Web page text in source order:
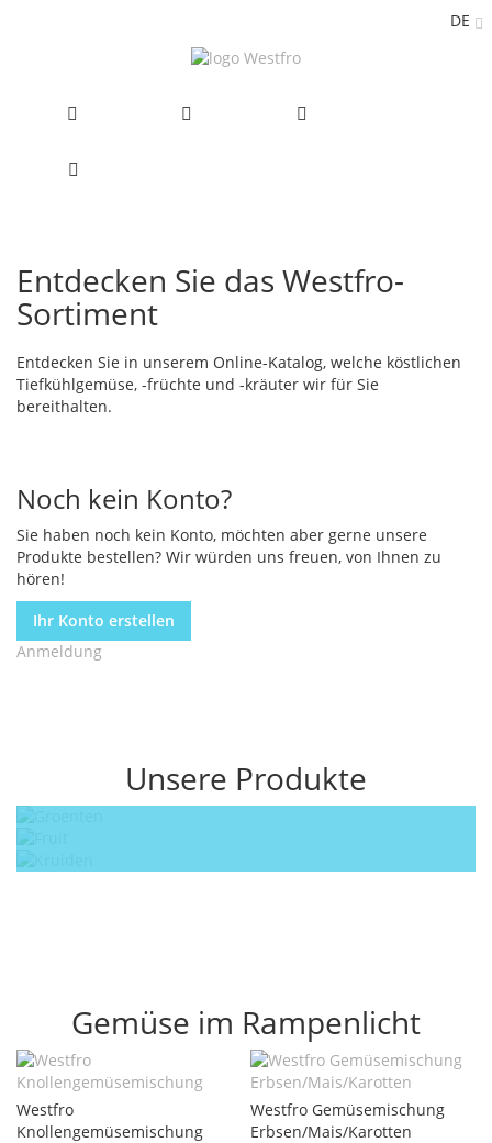
DE
Entdecken Sie das Westfro-
Sortiment
Entdecken Sie in unserem Online-Katalog, welche köstlichen
Tiefkühlgemüse, -früchte und -kräuter wir für Sie
bereithalten.
Noch kein Konto?
Sie haben noch kein Konto, möchten aber gerne unsere
Produkte bestellen? Wir würden uns freuen, von Ihnen zu
hören!
Ihr Konto erstellen
Anmeldung
Unsere Produkte
Gemüse
Obst
Gemüse im Rampenlicht
Westfro
Knollengemüsemischung
Westfro Gemüsemischung
Erbsen/Mais/Karotten